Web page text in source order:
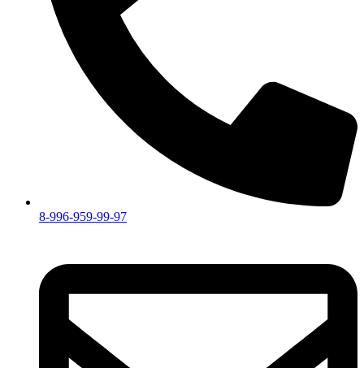
8-996-959-99-97